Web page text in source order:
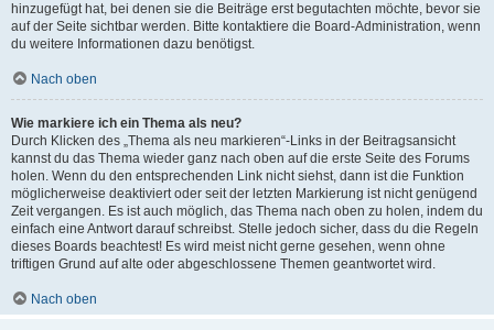
hinzugefügt hat, bei denen sie die Beiträge erst begutachten möchte, bevor sie
auf der Seite sichtbar werden. Bitte kontaktiere die Board-Administration, wenn
du weitere Informationen dazu benötigst.
Nach oben
Wie markiere ich ein Thema als neu?
Durch Klicken des „Thema als neu markieren“-Links in der Beitragsansicht
kannst du das Thema wieder ganz nach oben auf die erste Seite des Forums
holen. Wenn du den entsprechenden Link nicht siehst, dann ist die Funktion
möglicherweise deaktiviert oder seit der letzten Markierung ist nicht genügend
Zeit vergangen. Es ist auch möglich, das Thema nach oben zu holen, indem du
einfach eine Antwort darauf schreibst. Stelle jedoch sicher, dass du die Regeln
dieses Boards beachtest! Es wird meist nicht gerne gesehen, wenn ohne
triftigen Grund auf alte oder abgeschlossene Themen geantwortet wird.
Nach oben